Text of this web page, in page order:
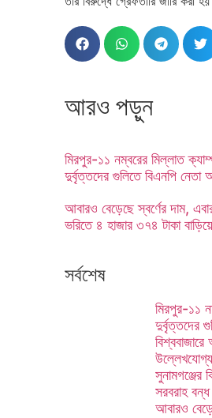
আরও পড়ুন
মিরপুর-১১ নম্বরের মিল্লাত
দুর্বৃত্তদের গুলিতে বিএনপি
আবারও বেড়েছে স্বর্ণের দাম,
ভরিতে ৪ হাজার ৩৭৪ টাকা
সর্বশেষ
মিরপুর-১১
দুর্বৃত্তদের
উল্লেখযোগ্য
সুনামগঞ্জের
সরবরাহ
আবারও